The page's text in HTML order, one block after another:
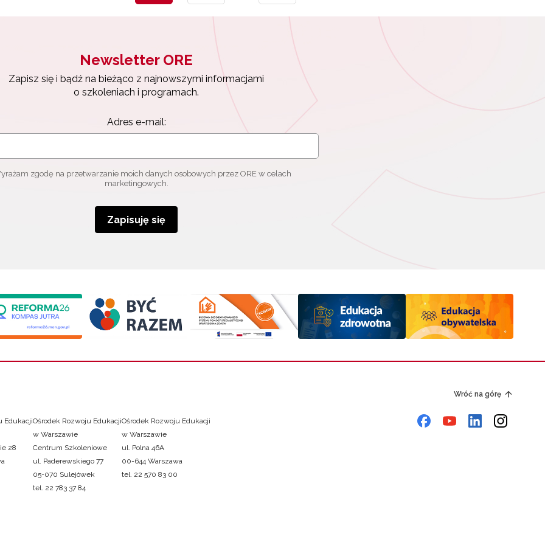
Newsletter ORE
Zapisz się i bądź na bieżąco z najnowszymi informacjami
o szkoleniach i programach.
Adres e-mail:
zgodę na przetwarzanie moich danych osobowych przez ORE w celach
marketingowych.
Zapisuję się
Wróć na górę
Edukacji
28
Ośrodek Rozwoju Edukacji
w Warszawie
Centrum Szkoleniowe
ul. Paderewskiego 77
05-070 Sulejówek
tel. 22 783 37 84
Ośrodek Rozwoju Edukacji
w Warszawie
ul. Polna 46A
00-644 Warszawa
tel. 22 570 83 00